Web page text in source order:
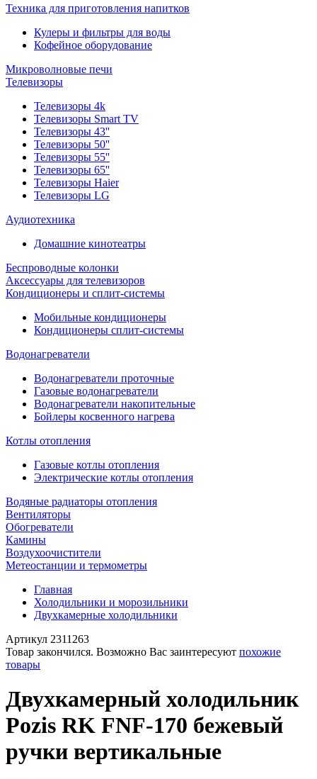
Техника для приготовления напитков
Кулеры и фильтры для воды
Кофейное оборудование
Микроволновые печи
Телевизоры
Телевизоры 4k
Телевизоры Smart TV
Телевизоры 43''
Телевизоры 50''
Телевизоры 55''
Телевизоры 65''
Телевизоры Haier
Телевизоры LG
Аудиотехника
Домашние кинотеатры
Беспроводные колонки
Аксессуары для телевизоров
Кондиционеры и сплит-системы
Мобильные кондиционеры
Кондиционеры сплит-системы
Водонагреватели
Водонагреватели проточные
Газовые водонагреватели
Водонагреватели накопительные
Бойлеры косвенного нагрева
Котлы отопления
Газовые котлы отопления
Электрические котлы отопления
Водяные радиаторы отопления
Вентиляторы
Обогреватели
Камины
Воздухоочистители
Метеостанции и термометры
Главная
Холодильники и морозильники
Двухкамерные холодильники
Артикул 2311263
Товар закончился. Возможно Вас заинтересуют похожие
товары
Двухкамерный холодильник
Pozis RK FNF-170 бежевый
ручки вертикальные